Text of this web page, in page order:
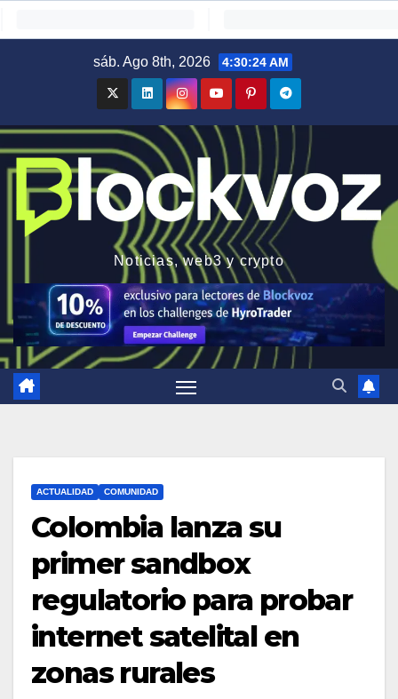
sáb. Ago 8th, 2026 4:30:25 AM
Noticias, web3 y crypto
ACTUALIDAD COMUNIDAD
Colombia lanza su
primer sandbox
regulatorio para probar
internet satelital en
zonas rurales